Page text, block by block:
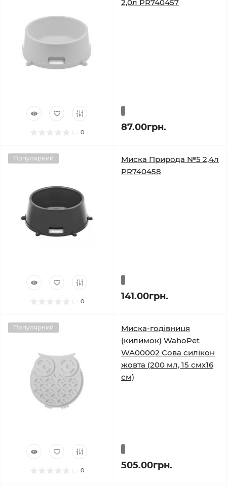
0
2,0л PR740457
87.00грн.
Популярний
0
Миска Природа №5 2,4л
PR740458
141.00грн.
Популярний
0
Миска-годівниця
(килимок) WahoPet
WA00002 Сова силікон
жовта (200 мл, 15 смх16
см)
505.00грн.